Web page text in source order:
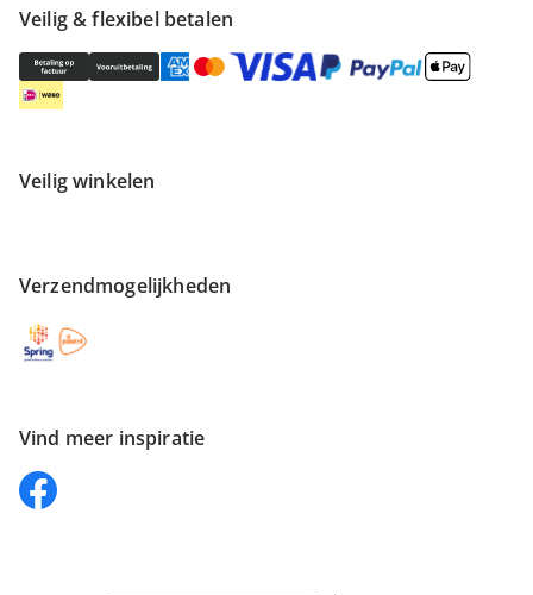
Veilig & flexibel betalen
Veilig winkelen
Verzendmogelijkheden
Vind meer inspiratie